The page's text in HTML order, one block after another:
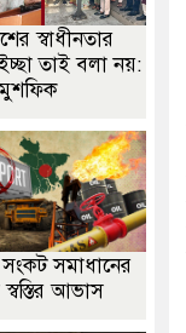
স্বাধীনতার
তাই বলা নয়:
মুশফিক
সংকট সমাধানের
আভাস